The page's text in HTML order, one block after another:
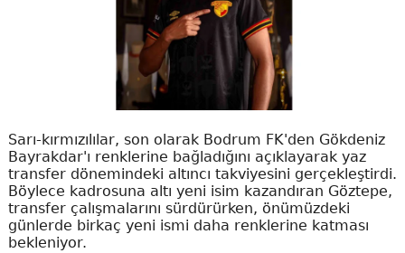
Sarı-kırmızılılar, son olarak Bodrum FK'den Gökdeniz
Bayrakdar'ı renklerine bağladığını açıklayarak yaz
transfer dönemindeki altıncı takviyesini gerçekleştirdi.
Böylece kadrosuna altı yeni isim kazandıran Göztepe,
transfer çalışmalarını sürdürürken, önümüzdeki
günlerde birkaç yeni ismi daha renklerine katması
bekleniyor.